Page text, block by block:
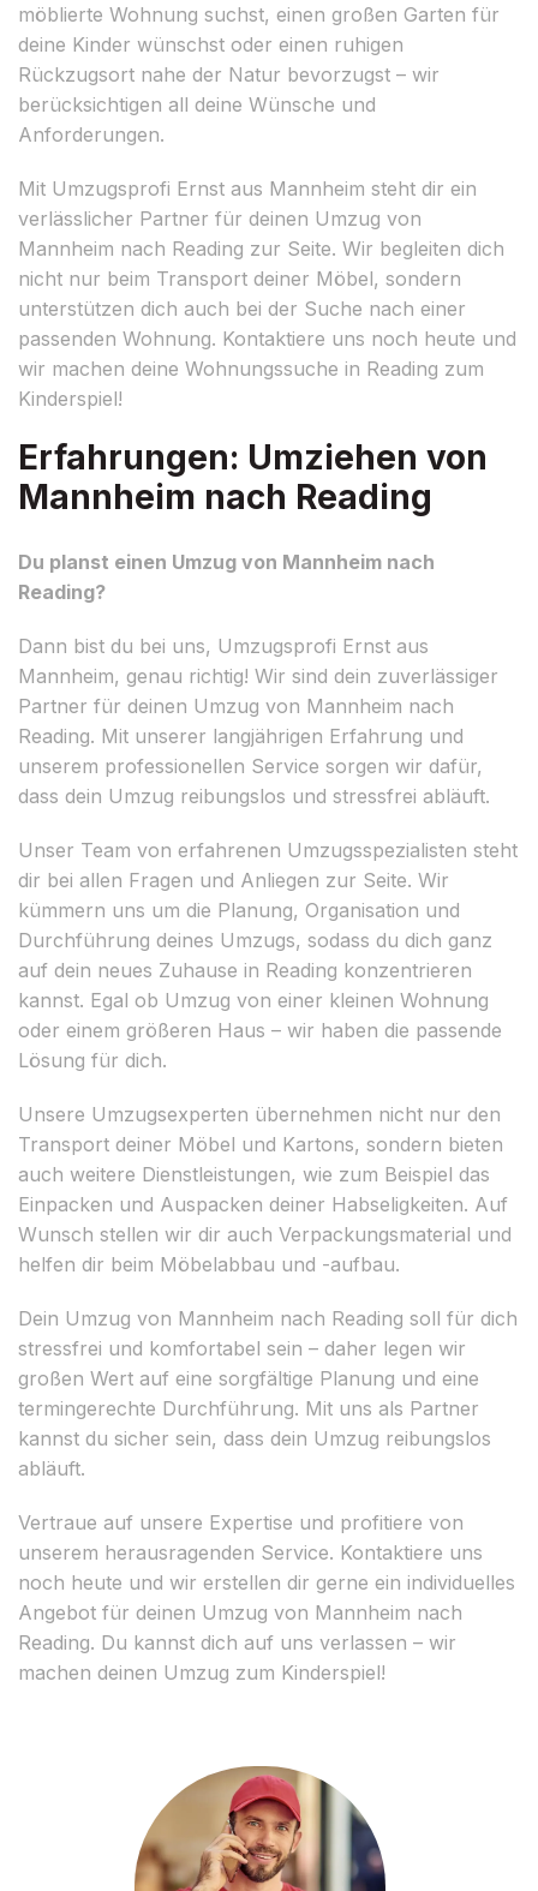
möblierte Wohnung suchst, einen großen Garten für
deine Kinder wünschst oder einen ruhigen
Rückzugsort nahe der Natur bevorzugst – wir
berücksichtigen all deine Wünsche und
Anforderungen.
Mit Umzugsprofi Ernst aus Mannheim steht dir ein
verlässlicher Partner für deinen Umzug von
Mannheim nach Reading zur Seite. Wir begleiten dich
nicht nur beim Transport deiner Möbel, sondern
unterstützen dich auch bei der Suche nach einer
passenden Wohnung. Kontaktiere uns noch heute und
wir machen deine Wohnungssuche in Reading zum
Kinderspiel!
Erfahrungen: Umziehen von
Mannheim nach Reading
Du planst einen Umzug von Mannheim nach
Reading?
Dann bist du bei uns, Umzugsprofi Ernst aus
Mannheim, genau richtig! Wir sind dein zuverlässiger
Partner für deinen Umzug von Mannheim nach
Reading. Mit unserer langjährigen Erfahrung und
unserem professionellen Service sorgen wir dafür,
dass dein Umzug reibungslos und stressfrei abläuft.
Unser Team von erfahrenen Umzugsspezialisten steht
dir bei allen Fragen und Anliegen zur Seite. Wir
kümmern uns um die Planung, Organisation und
Durchführung deines Umzugs, sodass du dich ganz
auf dein neues Zuhause in Reading konzentrieren
kannst. Egal ob Umzug von einer kleinen Wohnung
oder einem größeren Haus – wir haben die passende
Lösung für dich.
Unsere Umzugsexperten übernehmen nicht nur den
Transport deiner Möbel und Kartons, sondern bieten
auch weitere Dienstleistungen, wie zum Beispiel das
Einpacken und Auspacken deiner Habseligkeiten. Auf
Wunsch stellen wir dir auch Verpackungsmaterial und
helfen dir beim Möbelabbau und -aufbau.
Dein Umzug von Mannheim nach Reading soll für dich
stressfrei und komfortabel sein – daher legen wir
großen Wert auf eine sorgfältige Planung und eine
termingerechte Durchführung. Mit uns als Partner
kannst du sicher sein, dass dein Umzug reibungslos
abläuft.
Vertraue auf unsere Expertise und profitiere von
unserem herausragenden Service. Kontaktiere uns
noch heute und wir erstellen dir gerne ein individuelles
Angebot für deinen Umzug von Mannheim nach
Reading. Du kannst dich auf uns verlassen – wir
machen deinen Umzug zum Kinderspiel!